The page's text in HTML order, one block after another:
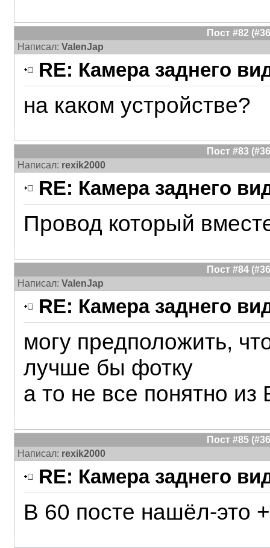
Пост #82
Написал: ValenJap
RE: Камера заднего
на каком устройстве?
Пост #83
Написал: rexik2000
RE: Камера заднего
Провод который
Пост #84
Написал: ValenJap
RE: Камера заднего
могу предположить,
лучше бы фотку
а то не все понятно
Пост #85
Написал: rexik2000
RE: Камера заднего
В 60 посте нашёл-это